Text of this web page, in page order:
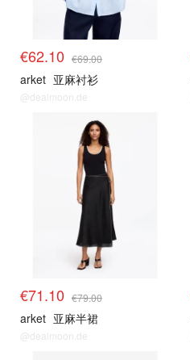
€62.10 €69.00
arket 亚麻衬衫
@dealmoon.de
€71.10 €79.00
arket 亚麻半裙
@dealmoon.de